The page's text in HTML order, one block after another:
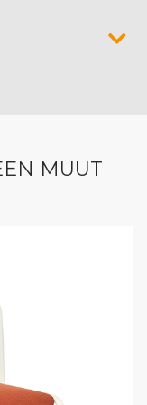
MUUT